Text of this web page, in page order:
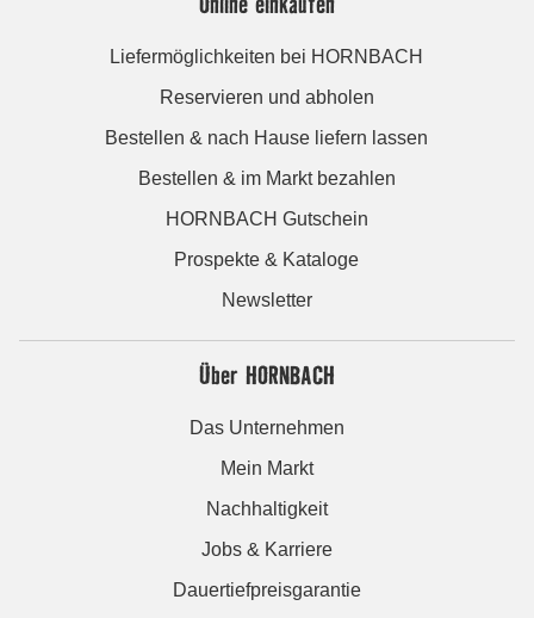
Liefermöglichkeiten bei HORNBACH
Reservieren und abholen
Bestellen & nach Hause liefern lassen
Bestellen & im Markt bezahlen
HORNBACH Gutschein
Prospekte & Kataloge
Newsletter
Über HORNBACH
Das Unternehmen
Mein Markt
Nachhaltigkeit
Jobs & Karriere
Dauertiefpreisgarantie